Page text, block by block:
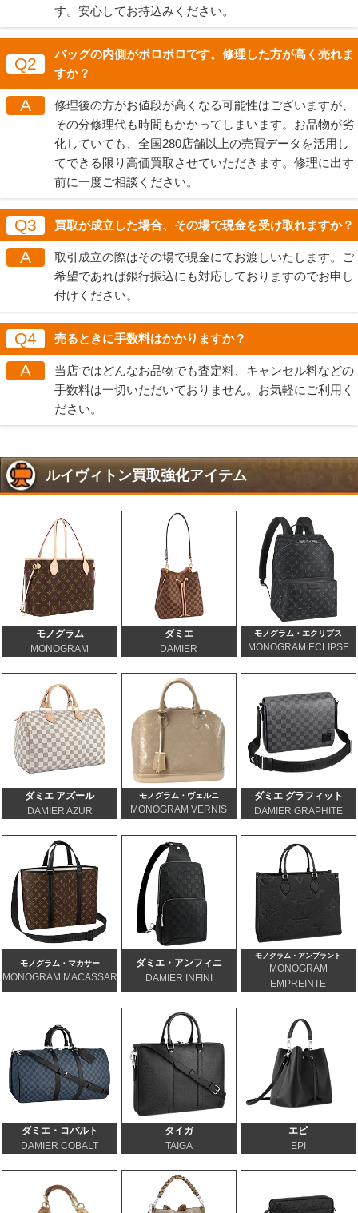
す。安心してお持込みください。
Q2
バッグの内側がボロボロです。修理した方が高く売れま
すか？
A
修理後の方がお値段が高くなる可能性はございますが、
その分修理代も時間もかかってしまいます。お品物が劣
化していても、全国280店舗以上の売買データを活用し
てできる限り高価買取させていただきます。修理に出す
前に一度ご相談ください。
Q3 買取が成立した場合、その場で現金を受け取れますか？
A
取引成立の際はその場で現金にてお渡しいたします。ご
希望であれば銀行振込にも対応しておりますのでお申し
付けください。
Q4 売るときに手数料はかかりますか？
A
当店ではどんなお品物でも査定料、キャンセル料などの
手数料は一切いただいておりません。お気軽にご利用く
ださい。
ルイヴィトン買取強化アイテム
モノグラム
MONOGRAM
ダミエ
DAMIER
モノグラム・エクリプス
MONOGRAM ECLIPSE
ダミエ アズール
DAMIER AZUR
モノグラム・ヴェルニ
MONOGRAM VERNIS
ダミエ グラフィット
DAMIER GRAPHITE
モノグラム・マカサー
MONOGRAM MACASSAR
ダミエ・アンフィニ
DAMIER INFINI
モノグラム・アンプラント
MONOGRAM
EMPREINTE
ダミエ・コバルト
DAMIER COBALT
タイガ
TAIGA
エピ
EPI